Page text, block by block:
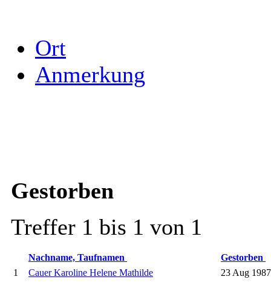
Ort
Anmerkung
Gestorben
Treffer 1 bis 1 von 1
Nachname, Taufnamen
Gestorben
1
Cauer Karoline Helene Mathilde 23 Aug 1987